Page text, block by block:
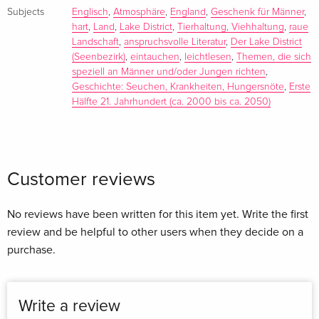
McEwan und für sein Lebenswerk mit dem Übersetzerpreis
der Stiftung Kunst und Kultur des Landes NRW
ausgezeichnet, 2013 mit dem Heinrich Maria Ledig-Rowohlt-
Liebeserklärung an ein vergessenes England
District eine tödliche Seuche aus, die die Schafe aus den
Tälern verschwinden lässt und den Himmel mit dem
beißenden Rauch der brennenden Kadaver verdeckt. So
die alles verlieren. Im Diebstahl einer Herde im Süden des
Subjects Englisch Atmosphäre England Geschenk für Männer,
hart
Land Lake District Tierhaltung, Viehhaltung
raue
Landschaft anspruchsvolle Literatur, Der Lake District
(Seenbezirk) eintauchen leichtlesen Themen, die sich
speziell an Männer und/oder Jungen richten
Geschichte: Seuchen, Krankheiten, Hungersnöte
Erste
Hälfte 21. Jahrhundert (ca. 2000 bis ca. 2050)
Customer reviews
No reviews have been written for this item yet. Write the first
review and be helpful to other users when they decide on a
purchase.
Write a review